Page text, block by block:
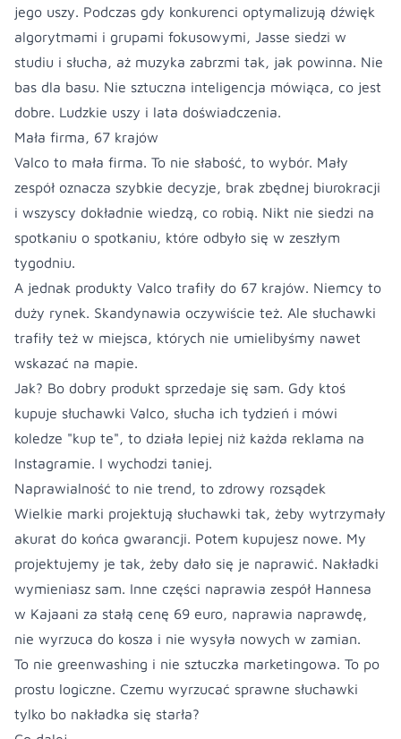
jego uszy. Podczas gdy konkurenci optymalizują dźwięk
algorytmami i grupami fokusowymi, Jasse siedzi w
studiu i słucha, aż muzyka zabrzmi tak, jak powinna. Nie
bas dla basu. Nie sztuczna inteligencja mówiąca, co jest
dobre. Ludzkie uszy i lata doświadczenia.
Mała firma, 67 krajów
Valco to mała firma. To nie słabość, to wybór. Mały
zespół oznacza szybkie decyzje, brak zbędnej biurokracji
i wszyscy dokładnie wiedzą, co robią. Nikt nie siedzi na
spotkaniu o spotkaniu, które odbyło się w zeszłym
tygodniu.
A jednak produkty Valco trafiły do 67 krajów. Niemcy to
duży rynek. Skandynawia oczywiście też. Ale słuchawki
trafiły też w miejsca, których nie umielibyśmy nawet
wskazać na mapie.
Jak? Bo dobry produkt sprzedaje się sam. Gdy ktoś
kupuje słuchawki Valco, słucha ich tydzień i mówi
koledze "kup te", to działa lepiej niż każda reklama na
Instagramie. I wychodzi taniej.
Naprawialność to nie trend, to zdrowy rozsądek
Wielkie marki projektują słuchawki tak, żeby wytrzymały
akurat do końca gwarancji. Potem kupujesz nowe. My
projektujemy je tak, żeby dało się je naprawić. Nakładki
wymieniasz sam. Inne części naprawia zespół Hannesa
w Kajaani za stałą cenę 69 euro, naprawia naprawdę,
nie wyrzuca do kosza i nie wysyła nowych w zamian.
To nie greenwashing i nie sztuczka marketingowa. To po
prostu logiczne. Czemu wyrzucać sprawne słuchawki
tylko bo nakładka się starła?